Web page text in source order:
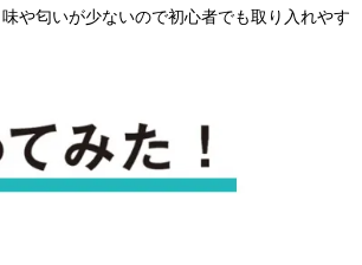
や匂いが少ないので初心者でも取り入れやす